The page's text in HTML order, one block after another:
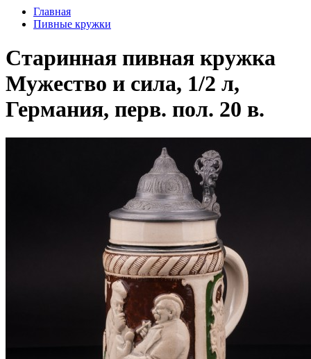
Главная
Пивные кружки
Старинная пивная кружка
Мужество и сила, 1/2 л,
Германия, перв. пол. 20 в.